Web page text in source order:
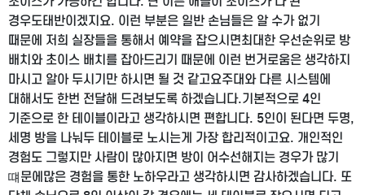
경우도태반이겠지요. 이런 부분은 일반 손님들은 알 수가 없기
때문에 저희 실장들을 통해서 예약을 잡으시면최대한 우선순위로 방
배치와 초이스 배치를 잡아드리기 때문에 이런 번거로움은 생각하지
마시고 알아 두시기만 하시면 될 것 같고요주대와 다른 시스템에
대해서도 한번 전달해 드려보도록 하겠습니다.기본적으로 4인
기준으로 한 테이블이라고 생각하시면 편합니다. 5인이 된다면 두명,
세명 방을 나눠 두 테이블로 노시는게 가장 합리적이고요. 개인적인
경험도 그렇지만 사람이 많아지면 방이 어수선해지는 경우가 많기
떄문에 많은 경험을 통한 노하우라고 생각하시면 감사하겠습니다. 또